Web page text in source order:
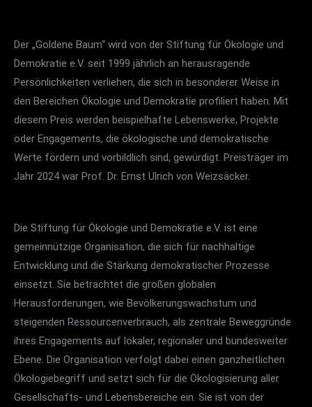
Der „Goldene Baum“ wird von der Stiftung für Ökologie und
Demokratie e.V. seit 1999 jährlich an herausragende
Persönlichkeiten verliehen, die sich in besonderer Weise in
den Bereichen Ökologie und Demokratie profiliert haben. Mit
diesem Preis werden beispielhafte Lebenswerke, Projekte
oder Engagements, die ökologische und demokratische
Werte fördern und vorbildlich sind, gewürdigt. Preisträger im
Jahr 2024 war Prof. Dr. Ernst Ulrich von Weizsäcker.
Die Stiftung für Ökologie und Demokratie e.V. ist eine
gemeinnützige Organisation, die sich für nachhaltige
Entwicklung und die Stärkung demokratischer Prozesse
einsetzt. Sie betrachtet die großen globalen
Herausforderungen, wie Bevölkerungswachstum und
steigenden Ressourcenverbrauch, als zentrale Beweggründe
ihres Engagements auf lokaler, regionaler und bundesweiter
Ebene. Die Organisation verfolgt dabei einen ganzheitlichen
Ökologiebegriff und setzt sich für die Ökologisierung aller
Gesellschafts- und Lebensbereiche ein. Sie ist von der